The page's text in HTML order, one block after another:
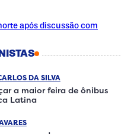
após discussão com
DA SILVA
a maior feira de ônibus
Latina